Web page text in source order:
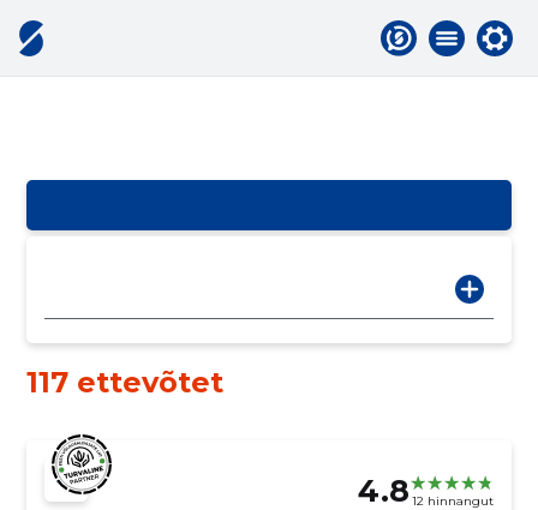
117 ettevõtet
4.8 12 hinnangut